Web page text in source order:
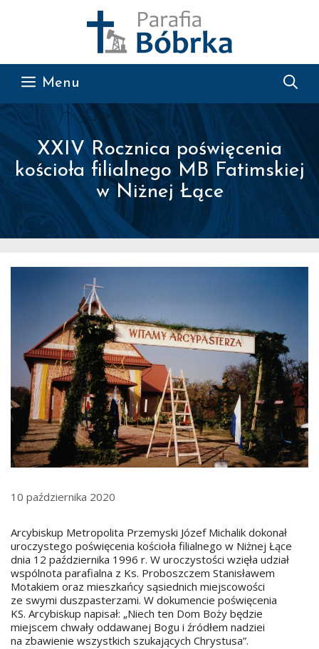
Menu
XXIV Rocznica poświęcenia
kościoła filialnego MB Fatimskiej
w Niżnej Łące
10 października 2020
Arcybiskup Metropolita Przemyski Józef Michalik dokonał
uroczystego poświęcenia kościoła filialnego w Niżnej Łące
dnia 12 października 1996 r. W uroczystości wzięła udział
wspólnota parafialna z Ks. Proboszczem Stanisławem
Motakiem oraz mieszkańcy sąsiednich miejscowości
ze swymi duszpasterzami. W dokumencie poświęcenia
KS. Arcybiskup napisał: „Niech ten Dom Boży będzie
miejscem chwały oddawanej Bogu i źródłem nadziei
na zbawienie wszystkich szukających Chrystusa”.